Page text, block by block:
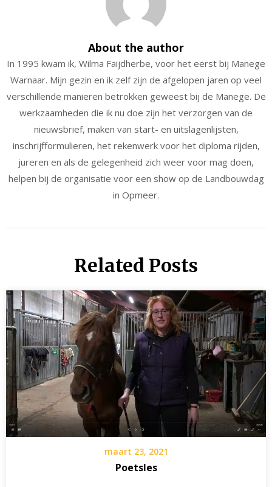
About the author
In 1995 kwam ik, Wilma Faijdherbe, voor het eerst bij Manege
Warnaar. Mijn gezin en ik zelf zijn de afgelopen jaren op veel
verschillende manieren betrokken geweest bij de Manege. De
werkzaamheden die ik nu doe zijn het verzorgen van de
nieuwsbrief, maken van start- en uitslagenlijsten,
inschrijfformulieren, het rekenwerk voor het diploma rijden,
jureren en als de gelegenheid zich weer voor mag doen,
helpen bij de organisatie voor een show op de Landbouwdag
in Opmeer.
Related Posts
maart 23, 2021
Poetsles